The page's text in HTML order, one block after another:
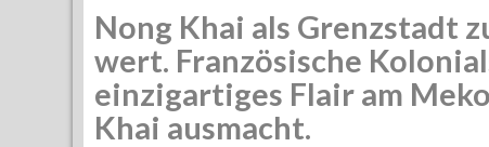
Nong Khai als Grenzstadt
wert. Französische
einzigartiges Flair am
Khai ausmacht.